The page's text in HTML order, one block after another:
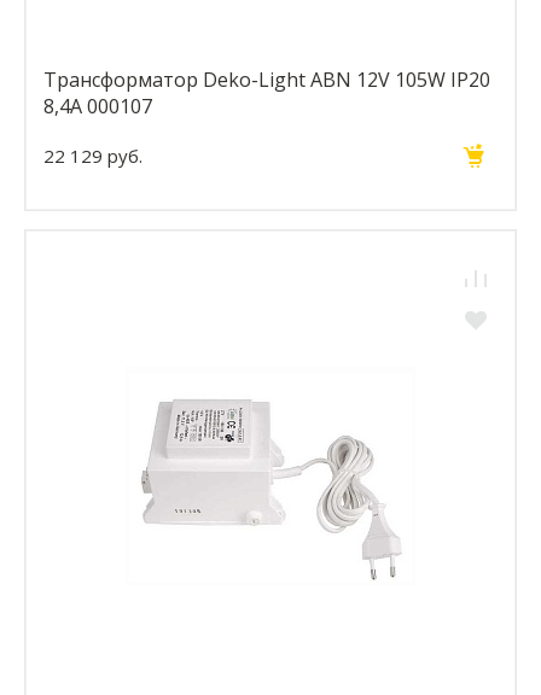
Трансформатор Deko-Light ABN 12V 105W IP20
8,4A 000107
22 129 руб.